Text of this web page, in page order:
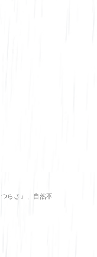
らさ」、自然不